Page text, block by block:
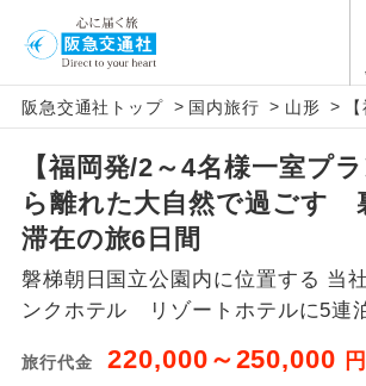
阪急交通社トップ > 国内旅行 > 山形 >
【福岡発/2～4名様一室プ
ら離れた大自然で過ごす
滞在の旅6日間
磐梯朝日国立公園内に位置する 当
ンクホテル リゾートホテルに5連
旅行代金 220,000～250,000 円
【国内旅客施設使用料について】
旅行代金に国内旅客施設使用料
りません。別途お支払いが必要
福岡空港往復：大人220円、子
羽田空港往復：大人900円、子供
2026/10/6〜2027/6/4 羽田空港
1,160円、子供1,160円
2027/6/5〜 羽田空港往復：大
供1,180円
アイコン 説
添乗員同行
往路出発空港（駅）
（駅）まで同行しま
現地添乗員同
行
現地到着空港（駅）
（駅）まで添乗員が
バスガイド乗
務
バスガイドが乗務し
があります。